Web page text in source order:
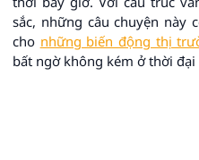
sắc, những câu chuyện này
cho những biến động thị
bất ngờ không kém ở thời đại